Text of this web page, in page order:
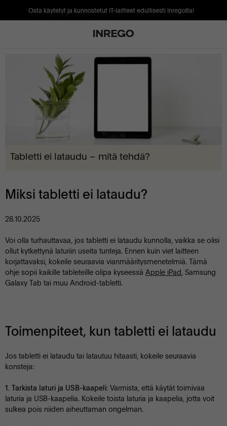
Osta käytetyt ja kunnostetut IT-laitteet edullisesti Inregolta!
Tabletti ei lataudu – mitä tehdä?
Miksi tabletti ei lataudu?
28.10.2025
Voi olla turhauttavaa, jos tabletti ei lataudu kunnolla, vaikka se olisi
ollut kytkettynä laturiin useita tunteja. Ennen kuin viet laitteen
korjattavaksi, kokeile seuraavia vianmääritysmenetelmiä. Tämä
ohje sopii kaikille tableteille olipa kyseessä Apple iPad , Samsung
Galaxy Tab tai muu Android-tabletti.
Toimenpiteet, kun tabletti ei lataudu
Jos tabletti ei lataudu tai latautuu hitaasti, kokeile seuraavia
konsteja:
1. Tarkista laturi ja USB-kaapeli: Varmista, että käytät toimivaa
laturia ja USB-kaapelia. Kokeile toista laturia ja kaapelia, jotta voit
sulkea pois niiden aiheuttaman ongelman.